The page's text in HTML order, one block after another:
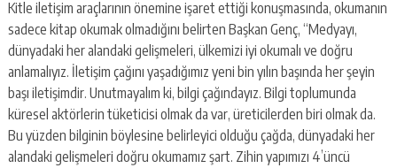
Kitle iletişim araçlarının önemine işaret ettiği konuşmasında, okumanın
sadece kitap okumak olmadığını belirten Başkan Genç, “Medyayı,
dünyadaki her alandaki gelişmeleri, ülkemizi iyi okumalı ve doğru
anlamalıyız. İletişim çağını yaşadığımız yeni bin yılın başında her şeyin
başı iletişimdir. Unutmayalım ki, bilgi çağındayız. Bilgi toplumunda
küresel aktörlerin tüketicisi olmak da var, üreticilerden biri olmak da.
Bu yüzden bilginin böylesine belirleyici olduğu çağda, dünyadaki her
alandaki gelişmeleri doğru okumamız şart. Zihin yapımızı 4’üncü